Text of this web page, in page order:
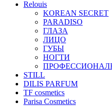
Relouis
KOREAN SECRET
PARADISO
ГЛАЗА
ЛИЦО
ГУБЫ
НОГТИ
STILL
DILIS PARFUM
TF cosmetics
Parisa Cosmetics